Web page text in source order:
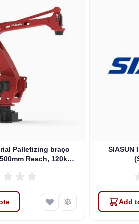
Palletizing braço
Reach, 120kg
2.50)
SIASUN
Add